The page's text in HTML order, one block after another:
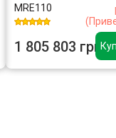
MRE110
1 805 803 грн.